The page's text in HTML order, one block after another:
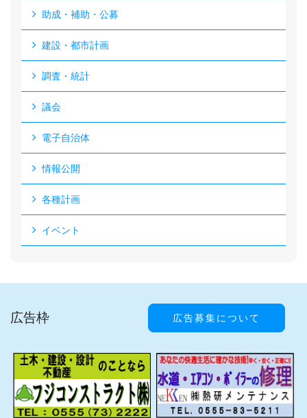
助成・補助・公募
建設・都市計画
調査・統計
議会
電子自治体
情報公開
各種計画
イベント
広告枠 広告募集について